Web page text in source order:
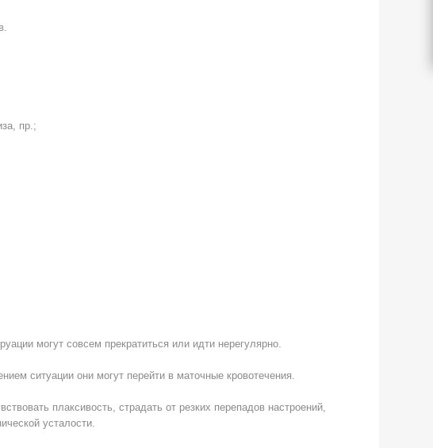
пр.;
могут совсем прекратиться или идти нерегулярно.
ситуации они могут перейти в маточные кровотечения.
плаксивость, страдать от резких перепадов настроений,
усталости.